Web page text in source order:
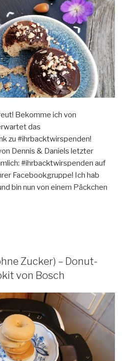
Bekomme ich von
das
zu #ihrbacktwirspenden!
Dennis & Daniels letzter
#ihrbacktwirspenden auf
Facebookgruppe! Ich hab
bin nun von einem Päckchen
Zucker) – Donut-
von Bosch